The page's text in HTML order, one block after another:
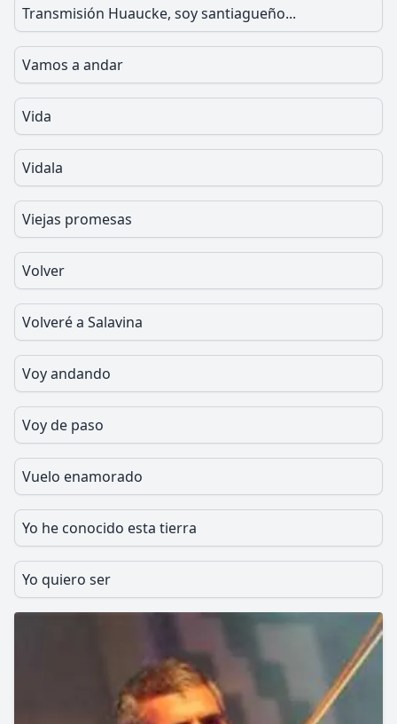
Transmisión Huaucke, soy santiagueño...
Vamos a andar
Vida
Vidala
Viejas promesas
Volver
Volveré a Salavina
Voy andando
Voy de paso
Vuelo enamorado
Yo he conocido esta tierra
Yo quiero ser